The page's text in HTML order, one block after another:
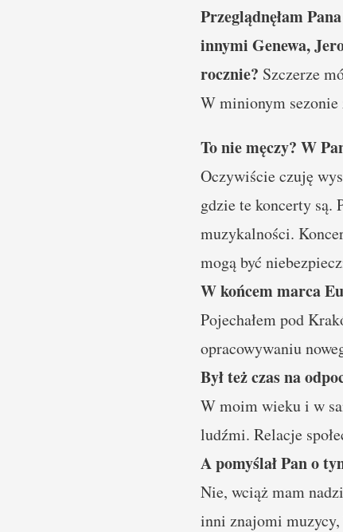
Przeglądnęłam
innymi Genewa,
rocznie? Szczerze
W minionym sezonie
To nie męczy? W
Oczywiście czuję
gdzie te koncerty są.
muzykalności.
mogą być
W końcem marca
Pojechałem pod
opracowywaniu
Był też czas na
W moim wieku i w
ludźmi. Relacje
A pomyślał Pan o
Nie, wciąż mam
inni znajomi